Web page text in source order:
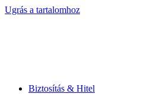
Ugrás a tartalomhoz
Biztosítás & Hitel